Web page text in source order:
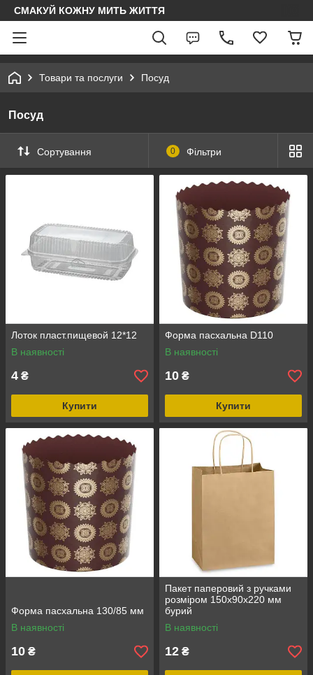
СМАКУЙ КОЖНУ МИТЬ ЖИТТЯ
Товари та послуги Посуд
Посуд
Сортування 0 Фільтри
Лоток пласт.пищевой 12*12
В наявності
4 ₴
Купити
Форма пасхальна D110
В наявності
10 ₴
Купити
Форма пасхальна 130/85 мм
В наявності
10 ₴
Пакет паперовий з ручками
розміром 150х90х220 мм
бурий
В наявності
12 ₴